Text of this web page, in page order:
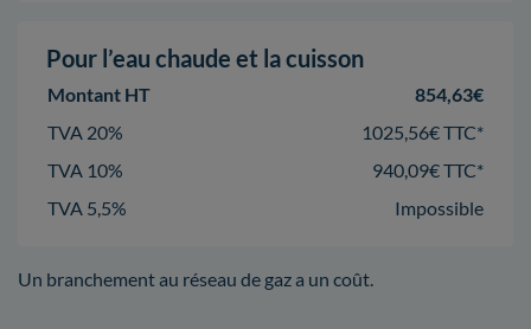
Pour l’eau chaude et la cuisson
Montant HT
854,63€
TVA 20%
1025,56€ TTC*
TVA 10%
940,09€ TTC*
TVA 5,5%
Impossible
Un branchement au réseau de gaz a un coût.